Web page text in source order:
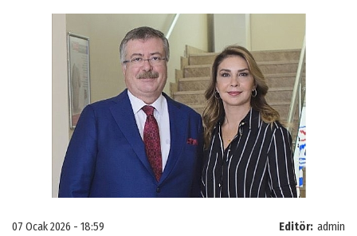
Editör: admin
07 Ocak 2026 - 18:59